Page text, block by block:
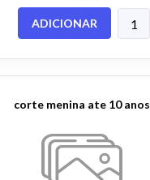
ADICIONAR
corte menina ate 10 anos